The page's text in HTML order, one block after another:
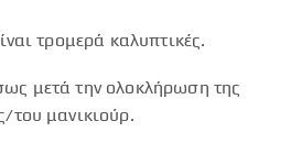
τρομερά καλυπτικές.
μετά την ολοκλήρωση της
του μανικιούρ.